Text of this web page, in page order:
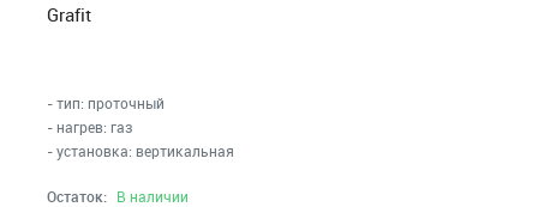
Grafit
- тип: проточный
- нагрев: газ
- установка: вертикальная
Остаток: В наличии